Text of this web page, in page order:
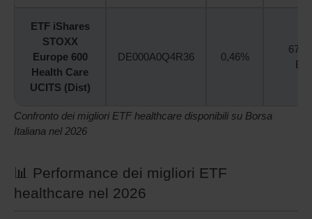
ETF iShares
STOXX
Europe 600
Health Care
UCITS (Dist)
DE000A0Q4R36 0,46%
679
Confronto dei migliori ETF healthcare disponibili su Borsa
Italiana nel 2026
📊 Performance dei migliori ETF
healthcare nel 2026